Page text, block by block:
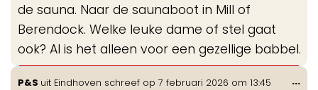
de sauna. Naar de saunaboot in Mill of
Berendock. Welke leuke dame of stel gaat
ook? Al is het alleen voor een gezellige babbel.
P&S uit Eindhoven schreef op 7 februari 2026 om 13:45 ...